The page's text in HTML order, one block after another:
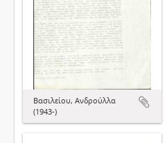
Βασιλείου, Ανδρούλλα
(1943-)